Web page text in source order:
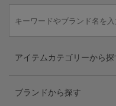
アイテムカテゴリーから探
ブランドから探す